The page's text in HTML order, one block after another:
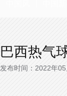
巴西热气
发布时间：2022年